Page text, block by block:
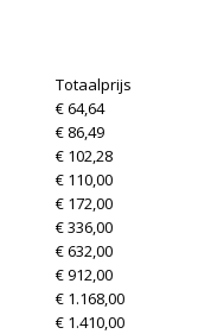
Totaalprijs
€ 64,64
€ 86,49
€ 102,28
€ 110,00
€ 172,00
€ 336,00
€ 632,00
€ 912,00
€ 1.168,00
€ 1.410,00